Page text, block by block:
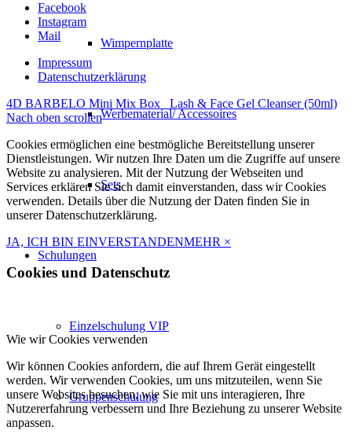
Wimpernplatte
Werbematerial/ Accessoires
Sets
Schulungen
Einzelschulung VIP
Gruppenschulung
Die
Optionen
auf
Produktseite
gewählt
werden
Facebook
Instagram
Mail
Impressum
Datenschutzerklärung
4D BARBELO Mini Mix Box
Lash & Face Gel Cleanser (50ml)
Nach oben scrollen
Cookies ermöglichen eine bestmögliche Bereitstellung unserer
Dienstleistungen. Wir nutzen Ihre Daten um die Zugriffe auf unsere
Website zu analysieren. Mit der Nutzung der Webseiten und
Services erklären Sie sich damit einverstanden, dass wir Cookies
verwenden. Details über die Nutzung der Daten finden Sie in
unserer Datenschutzerklärung.
JA, ICH BIN EINVERSTANDENMEHR ×
Cookies und Datenschutz
Wie wir Cookies verwenden
Wir können Cookies anfordern, die auf Ihrem Gerät eingestellt
werden. Wir verwenden Cookies, um uns mitzuteilen, wenn Sie
unsere Websites besuchen, wie Sie mit uns interagieren, Ihre
Nutzererfahrung verbessern und Ihre Beziehung zu unserer Website
anpassen.